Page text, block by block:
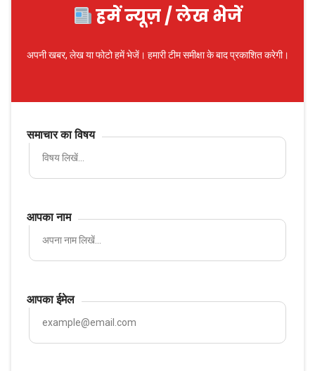
हमें न्यूज़ / लेख भेजें
अपनी खबर, लेख या फोटो हमें भेजें। हमारी टीम समीक्षा के बाद प्रकाशित करेगी।
समाचार का विषय
आपका नाम
आपका ईमेल